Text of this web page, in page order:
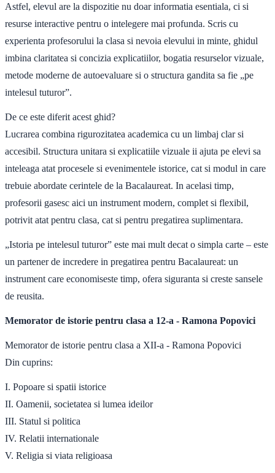
Astfel, elevul are la dispozitie nu doar informatia esentiala, ci si
resurse interactive pentru o intelegere mai profunda. Scris cu
experienta profesorului la clasa si nevoia elevului in minte, ghidul
imbina claritatea si concizia explicatiilor, bogatia resurselor vizuale,
metode moderne de autoevaluare si o structura gandita sa fie „pe
intelesul tuturor”.
De ce este diferit acest ghid?
Lucrarea combina rigurozitatea academica cu un limbaj clar si
accesibil. Structura unitara si explicatiile vizuale ii ajuta pe elevi sa
inteleaga atat procesele si evenimentele istorice, cat si modul in care
trebuie abordate cerintele de la Bacalaureat. In acelasi timp,
profesorii gasesc aici un instrument modern, complet si flexibil,
potrivit atat pentru clasa, cat si pentru pregatirea suplimentara.
„Istoria pe intelesul tuturor” este mai mult decat o simpla carte – este
un partener de incredere in pregatirea pentru Bacalaureat: un
instrument care economiseste timp, ofera siguranta si creste sansele
de reusita.
Memorator de istorie pentru clasa a 12-a - Ramona Popovici
Memorator de istorie pentru clasa a XII-a - Ramona Popovici
Din cuprins:
I. Popoare si spatii istorice
II. Oamenii, societatea si lumea ideilor
III. Statul si politica
IV. Relatii internationale
V. Religia si viata religioasa